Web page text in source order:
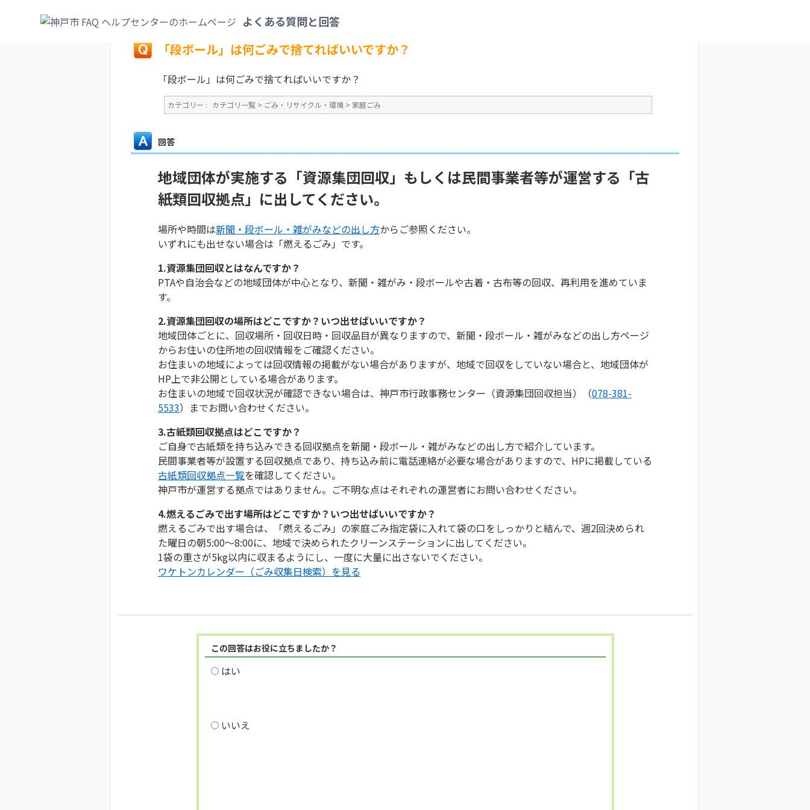
よくある質問と回答
戻る
「段ボール」は何ごみで捨てればいいですか？
「段ボール」は何ごみで捨てればいいですか？
カテゴリー : カテゴリ一覧 > ごみ・リサイクル・環境 > 家庭ごみ
回答
地域団体が実施する「資源集団回収」もしくは民間事業者等が運営する「古
紙類回収拠点」に出してください。
場所や時間は新聞・段ボール・雑がみなどの出し方からご参照ください。
いずれにも出せない場合は「燃えるごみ」です。
1.資源集団回収とはなんですか？
PTAや自治会などの地域団体が中心となり、新聞・雑がみ・段ボールや古着・古布等の回収、再利用を進めていま
す。
2.資源集団回収の場所はどこですか？いつ出せばいいですか？
地域団体ごとに、回収場所・回収日時・回収品目が異なりますので、新聞・段ボール・雑がみなどの出し方ページ
からお住いの住所地の回収情報をご確認ください。
お住まいの地域によっては回収情報の掲載がない場合がありますが、地域で回収をしていない場合と、地域団体が
HP上で非公開としている場合があります。
お住まいの地域で回収状況が確認できない場合は、神戸市行政事務センター（資源集団回収担当）（078-381-
5533）までお問い合わせください。
3.古紙類回収拠点はどこですか？
ご自身で古紙類を持ち込みできる回収拠点を新聞・段ボール・雑がみなどの出し方で紹介しています。
民間事業者等が設置する回収拠点であり、持ち込み前に電話連絡が必要な場合がありますので、HPに掲載している
古紙類回収拠点一覧を確認してください。
神戸市が運営する拠点ではありません。ご不明な点はそれぞれの運営者にお問い合わせください。
4.燃えるごみで出す場所はどこですか？いつ出せばいいですか？
燃えるごみで出す場合は、「燃えるごみ」の家庭ごみ指定袋に入れて袋の口をしっかりと結んで、週2回決められ
た曜日の朝5:00～8:00に、地域で決められたクリーンステーションに出してください。
1袋の重さが5kg以内に収まるようにし、一度に大量に出さないでください。
ワケトンカレンダー（ごみ収集日検索）を見る
この回答はお役に立ちましたか？
はい
いいえ